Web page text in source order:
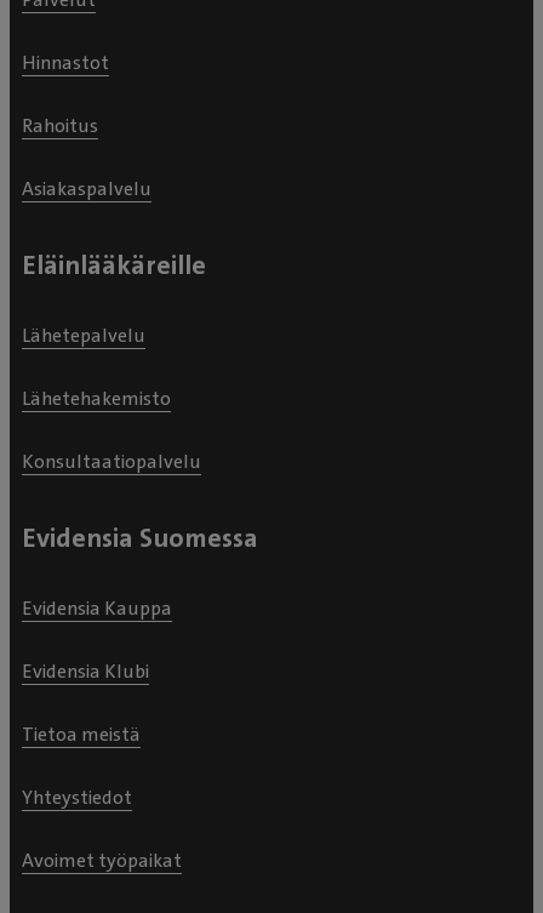
Hinnastot
Rahoitus
Asiakaspalvelu
Eläinlääkäreille
Lähetepalvelu
Lähetehakemisto
Konsultaatiopalvelu
Evidensia Suomessa
Evidensia Kauppa
Evidensia Klubi
Tietoa meistä
Yhteystiedot
Avoimet työpaikat